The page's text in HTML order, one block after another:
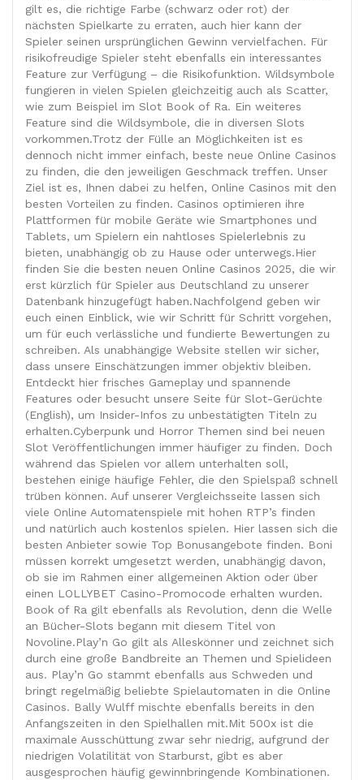
gilt es, die richtige Farbe (schwarz oder rot) der
nächsten Spielkarte zu erraten, auch hier kann der
Spieler seinen ursprünglichen Gewinn vervielfachen. Für
risikofreudige Spieler steht ebenfalls ein interessantes
Feature zur Verfügung – die Risikofunktion. Wildsymbole
fungieren in vielen Spielen gleichzeitig auch als Scatter,
wie zum Beispiel im Slot Book of Ra. Ein weiteres
Feature sind die Wildsymbole, die in diversen Slots
vorkommen.Trotz der Fülle an Möglichkeiten ist es
dennoch nicht immer einfach, beste neue Online Casinos
zu finden, die den jeweiligen Geschmack treffen. Unser
Ziel ist es, Ihnen dabei zu helfen, Online Casinos mit den
besten Vorteilen zu finden. Casinos optimieren ihre
Plattformen für mobile Geräte wie Smartphones und
Tablets, um Spielern ein nahtloses Spielerlebnis zu
bieten, unabhängig ob zu Hause oder unterwegs.Hier
finden Sie die besten neuen Online Casinos 2025, die wir
erst kürzlich für Spieler aus Deutschland zu unserer
Datenbank hinzugefügt haben.Nachfolgend geben wir
euch einen Einblick, wie wir Schritt für Schritt vorgehen,
um für euch verlässliche und fundierte Bewertungen zu
schreiben. Als unabhängige Website stellen wir sicher,
dass unsere Einschätzungen immer objektiv bleiben.
Entdeckt hier frisches Gameplay und spannende
Features oder besucht unsere Seite für Slot-Gerüchte
(English), um Insider-Infos zu unbestätigten Titeln zu
erhalten.Cyberpunk und Horror Themen sind bei neuen
Slot Veröffentlichungen immer häufiger zu finden. Doch
während das Spielen vor allem unterhalten soll,
bestehen einige häufige Fehler, die den Spielspaß schnell
trüben können. Auf unserer Vergleichsseite lassen sich
viele Online Automatenspiele mit hohen RTP’s finden
und natürlich auch kostenlos spielen. Hier lassen sich die
besten Anbieter sowie Top Bonusangebote finden. Boni
müssen korrekt umgesetzt werden, unabhängig davon,
ob sie im Rahmen einer allgemeinen Aktion oder über
einen LOLLYBET Casino-Promocode erhalten wurden.
Book of Ra gilt ebenfalls als Revolution, denn die Welle
an Bücher-Slots begann mit diesem Titel von
Novoline.Play’n Go gilt als Alleskönner und zeichnet sich
durch eine große Bandbreite an Themen und Spielideen
aus. Play’n Go stammt ebenfalls aus Schweden und
bringt regelmäßig beliebte Spielautomaten in die Online
Casinos. Bally Wulff mischte ebenfalls bereits in den
Anfangszeiten in den Spielhallen mit.Mit 500x ist die
maximale Ausschüttung zwar sehr niedrig, aufgrund der
niedrigen Volatilität von Starburst, gibt es aber
ausgesprochen häufig gewinnbringende Kombinationen.